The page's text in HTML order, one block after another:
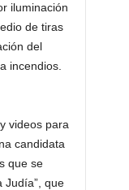
iluminación
de tiras
del
incendios.
videos para
candidata
que se
Judía”, que